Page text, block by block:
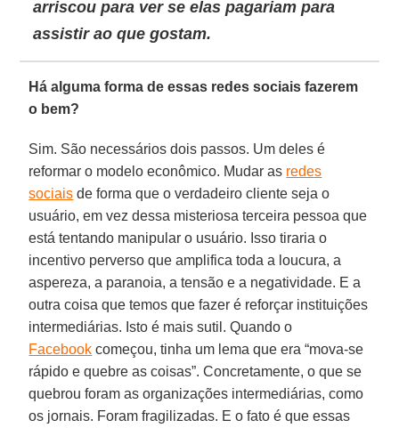
arriscou para ver se elas pagariam para
assistir ao que gostam.
Há alguma forma de essas redes sociais fazerem
o bem?
Sim. São necessários dois passos. Um deles é
reformar o modelo econômico. Mudar as redes
sociais de forma que o verdadeiro cliente seja o
usuário, em vez dessa misteriosa terceira pessoa que
está tentando manipular o usuário. Isso tiraria o
incentivo perverso que amplifica toda a loucura, a
aspereza, a paranoia, a tensão e a negatividade. E a
outra coisa que temos que fazer é reforçar instituições
intermediárias. Isto é mais sutil. Quando o
Facebook começou, tinha um lema que era “mova-se
rápido e quebre as coisas”. Concretamente, o que se
quebrou foram as organizações intermediárias, como
os jornais. Foram fragilizadas. E o fato é que essas